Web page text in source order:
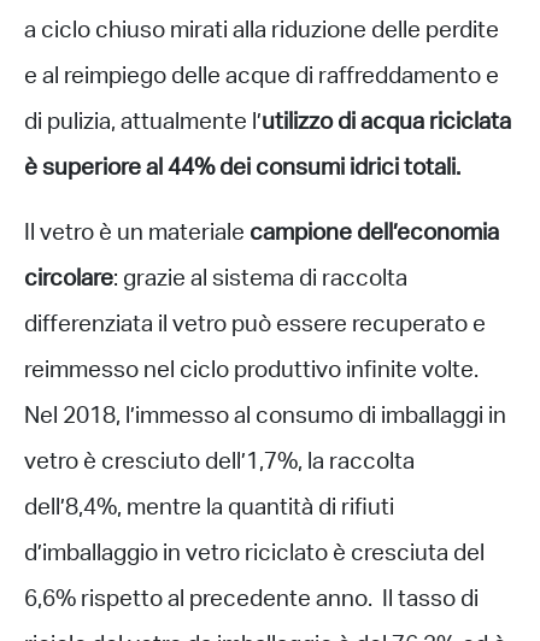
a ciclo chiuso mirati alla riduzione delle perdite
e al reimpiego delle acque di raffreddamento e
di pulizia, attualmente l’utilizzo di acqua riciclata
è superiore al 44% dei consumi idrici totali.
Il vetro è un materiale campione dell’economia
circolare: grazie al sistema di raccolta
differenziata il vetro può essere recuperato e
reimmesso nel ciclo produttivo infinite volte.
Nel 2018, l’immesso al consumo di imballaggi in
vetro è cresciuto dell’1,7%, la raccolta
dell’8,4%, mentre la quantità di rifiuti
d’imballaggio in vetro riciclato è cresciuta del
6,6% rispetto al precedente anno. Il tasso di